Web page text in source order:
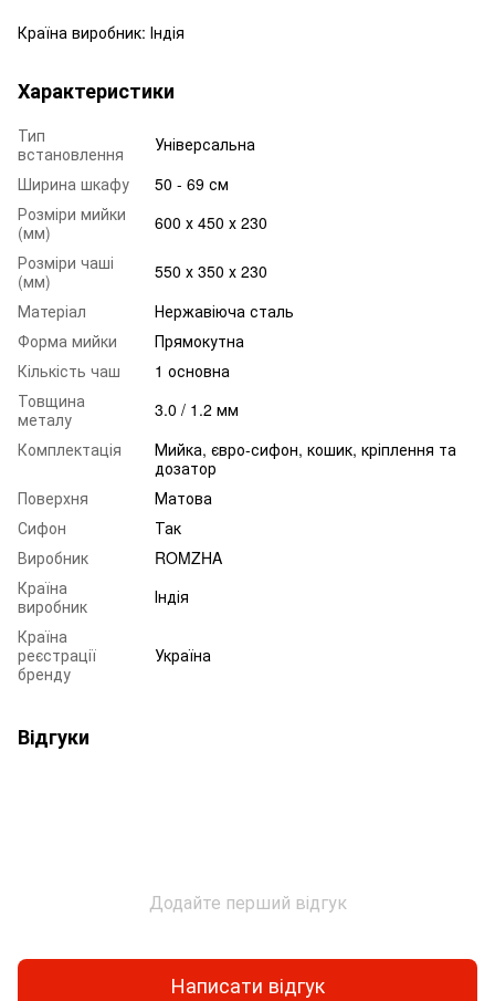
Країна виробник: Індія
Характеристики
Тип
встановлення
Універсальна
Ширина шкафу
50 - 69 см
Розміри мийки
(мм)
600 х 450 х 230
Розміри чаші
(мм)
550 х 350 х 230
Матеріал
Нержавіюча сталь
Форма мийки
Прямокутна
Кількість чаш
1 основна
Товщина
металу
3.0 / 1.2 мм
Комплектація
Мийка, євро-сифон, кошик, кріплення та
дозатор
Поверхня
Матова
Сифон
Так
Виробник
ROMZHA
Країна
виробник
Індія
Країна
реєстрації
бренду
Україна
Відгуки
Додайте перший відгук
Написати відгук